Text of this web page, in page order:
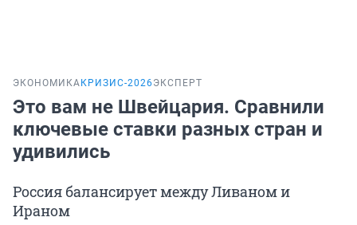
ЭКОНОМИКА КРИЗИС-2026ЭКСПЕРТ
Это вам не Швейцария. Сравнили
ключевые ставки разных стран и
удивились
Россия балансирует между Ливаном и
Ираном